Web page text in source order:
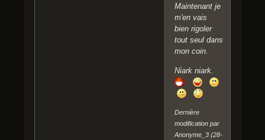
Maintenant je
m'en vais
bien rigoler
tout seul dans
mon coin.
Niark niark.
Dernière
modification par
Anonyme_3 (28-